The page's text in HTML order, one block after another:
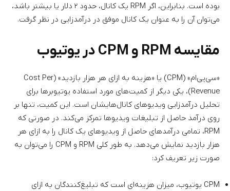
بوده است. بنابراین، اگر RPM یک کانال، حدود ۲ دلار یا بیشتر باشد،
می‌توان آن را به عنوان یک کانال موفق در درآمدزایی در نظر گرفت.
مقایسه RPM و CPM در یوتیوب
«سی‌پی‌ام» (CPM) یا «هزینه به ازای هر هزار بازدید» (Cost Per
Revenue)، یکی دیگر از کمیت‌های مورد استفاده یوتیوبرها برای
تحلیل درآمدزایی ویدیوهای کانال‌هایشان است. این کمیت، تنها بر
روی درآمد حاصل از تبلیغات ویدیوها تمرکز می‌کند. در صورتی که
RPM، تمامی درآمدهای حاصل از ویدیوهای یک کانال را به ازای هر
هزار بازدید نمایش می‌دهد. به طور کلی RPM و CPM را می‌توان به
صورت زیر تعریف کرد:
CPM یوتیوب، میزان هزینه‌ای است که تبلیغ‌کنندگان به ازای